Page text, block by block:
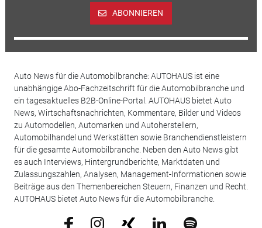
ABONNIEREN
Auto News für die Automobilbranche: AUTOHAUS ist eine
unabhängige Abo-Fachzeitschrift für die Automobilbranche und
ein tagesaktuelles B2B-Online-Portal. AUTOHAUS bietet Auto
News, Wirtschaftsnachrichten, Kommentare, Bilder und Videos
zu Automodellen, Automarken und Autoherstellern,
Automobilhandel und Werkstätten sowie Branchendienstleistern
für die gesamte Automobilbranche. Neben den Auto News gibt
es auch Interviews, Hintergrundberichte, Marktdaten und
Zulassungszahlen, Analysen, Management-Informationen sowie
Beiträge aus den Themenbereichen Steuern, Finanzen und Recht.
AUTOHAUS bietet Auto News für die Automobilbranche.